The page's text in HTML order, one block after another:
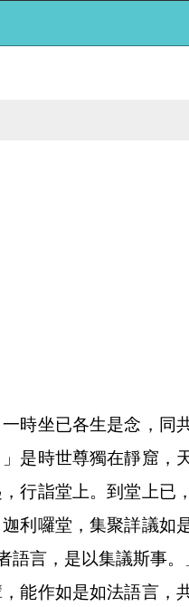
時坐已各生是念，同
是時世尊獨在靜窟，
行詣堂上。到堂上已
利囉堂，集聚詳議如
言，是以集議斯事。
能作如是如法語言，